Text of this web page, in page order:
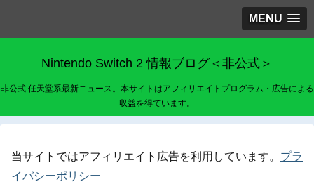
MENU
Nintendo Switch 2 情報ブログ＜非公式＞
非公式 任天堂系最新ニュース。本サイトはアフィリエイトプログラム・広告による
収益を得ています。
当サイトではアフィリエイト広告を利用しています。 プラ
イバシーポリシー